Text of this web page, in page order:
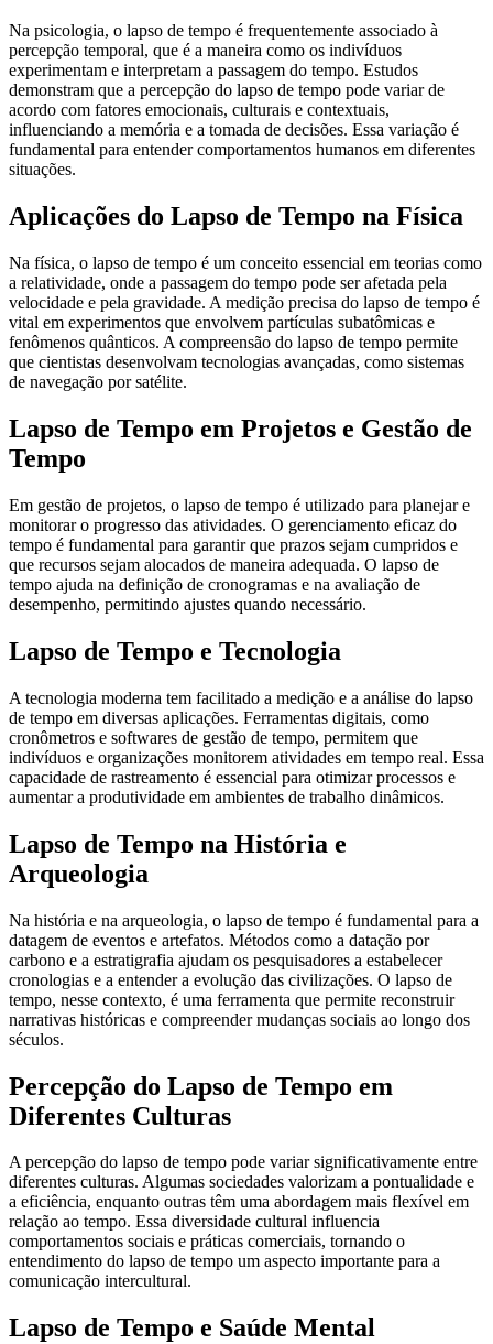
Na psicologia, o lapso de tempo é frequentemente associado à
percepção temporal, que é a maneira como os indivíduos
experimentam e interpretam a passagem do tempo. Estudos
demonstram que a percepção do lapso de tempo pode variar de
acordo com fatores emocionais, culturais e contextuais,
influenciando a memória e a tomada de decisões. Essa variação é
fundamental para entender comportamentos humanos em diferentes
situações.
Aplicações do Lapso de Tempo na Física
Na física, o lapso de tempo é um conceito essencial em teorias como
a relatividade, onde a passagem do tempo pode ser afetada pela
velocidade e pela gravidade. A medição precisa do lapso de tempo é
vital em experimentos que envolvem partículas subatômicas e
fenômenos quânticos. A compreensão do lapso de tempo permite
que cientistas desenvolvam tecnologias avançadas, como sistemas
de navegação por satélite.
Lapso de Tempo em Projetos e Gestão de
Tempo
Em gestão de projetos, o lapso de tempo é utilizado para planejar e
monitorar o progresso das atividades. O gerenciamento eficaz do
tempo é fundamental para garantir que prazos sejam cumpridos e
que recursos sejam alocados de maneira adequada. O lapso de
tempo ajuda na definição de cronogramas e na avaliação de
desempenho, permitindo ajustes quando necessário.
Lapso de Tempo e Tecnologia
A tecnologia moderna tem facilitado a medição e a análise do lapso
de tempo em diversas aplicações. Ferramentas digitais, como
cronômetros e softwares de gestão de tempo, permitem que
indivíduos e organizações monitorem atividades em tempo real. Essa
capacidade de rastreamento é essencial para otimizar processos e
aumentar a produtividade em ambientes de trabalho dinâmicos.
Lapso de Tempo na História e
Arqueologia
Na história e na arqueologia, o lapso de tempo é fundamental para a
datagem de eventos e artefatos. Métodos como a datação por
carbono e a estratigrafia ajudam os pesquisadores a estabelecer
cronologias e a entender a evolução das civilizações. O lapso de
tempo, nesse contexto, é uma ferramenta que permite reconstruir
narrativas históricas e compreender mudanças sociais ao longo dos
séculos.
Percepção do Lapso de Tempo em
Diferentes Culturas
A percepção do lapso de tempo pode variar significativamente entre
diferentes culturas. Algumas sociedades valorizam a pontualidade e
a eficiência, enquanto outras têm uma abordagem mais flexível em
relação ao tempo. Essa diversidade cultural influencia
comportamentos sociais e práticas comerciais, tornando o
entendimento do lapso de tempo um aspecto importante para a
comunicação intercultural.
Lapso de Tempo e Saúde Mental